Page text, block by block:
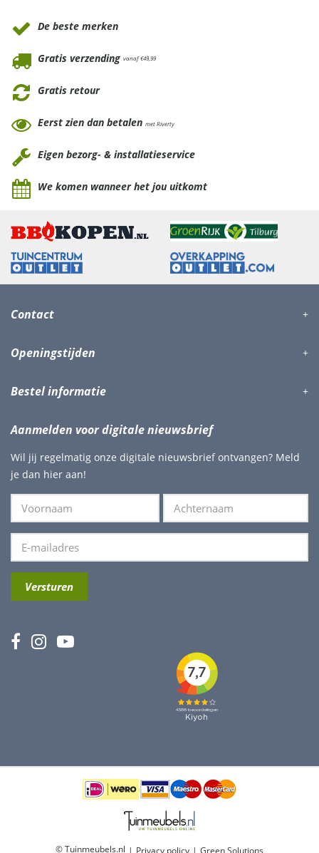
De beste merken
Gratis verzending vanaf €49,99
Gratis retour
Eerst zien dan betalen met Riverty
Eigen bezorg- & installatieservice
We komen wanneer het jou uitkomt
Contact
Openingstijden
Bestel informatie
Aanmelden voor digitale nieuwsbrief
Wil jij regelmatig onze digitale nieuwsbrief ontvangen? Meld
je dan hier aan!
© Tuinmeubels.nl Privacy policy Green Solutions